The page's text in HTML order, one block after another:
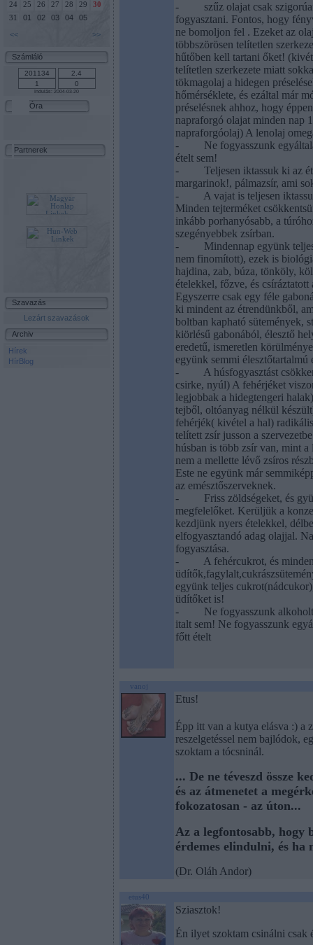
24
25 26 27 28 29
30
31
01 02 03 04
05
<<
>>
Számláló
Indulás: 2004-03-20
Óra
Partnerek
Szavazás
Lezárt szavazások
Archiv
Hírek
HírBlog
-
szűz olajat csak
fogyasztani. Fontos, hogy
ne bomoljon fel . Ezeket az
többszörösen telítetlen
hűtőben kell tartani őket!
telítetlen szerkezete miatt
tökmagolaj a hidegen
hőmérséklete, és ezáltal már
préselésnek ahhoz, hogy
napraforgó olajat minden nap
napraforgóolaj) A lenolaj
-
Ne fogyasszunk
ételt sem!
-
Teljesen iktassuk ki az
margarinok!, pálmazsír, ami
-
A vajat is teljesen
Minden tejterméket
inkább porhanyósabb, a
szegényebbek zsírban.
-
Mindennap együnk
nem finomított), ezek is
hajdina, zab, búza, tönköly,
ételekkel, főzve, és
Egyszerre csak egy féle
ki mindent az étrendünkből,
boltban kapható sütemények,
kiörlésű gabonából, élesztő
eredetű, ismeretlen
együnk semmi élesztőtartalmú
-
A húsfogyasztást
csirke, nyúl) A fehérjéket
legjobbak a hidegtengeri
tejből, oltóanyag nélkül
fehérjék( kivétel a hal)
telített zsír jusson a
húsban is több zsír van, mint a
nem a mellette lévő zsíros
Este ne együnk már
az emésztőszerveknek.
-
Friss zöldségeket, és
megfelelőket. Kerüljük a
kezdjünk nyers ételekkel,
elfogyasztandó adag olajjal.
fogyasztása.
-
A fehércukrot, és
üdítők,fagylalt,
együnk teljes
üdítőket is!
-
Ne fogyasszunk
italt sem! Ne fogyasszunk
főtt ételt
vanoj
Etus!
Épp itt van a kutya elásva :) a
reszelgetéssel nem bajlódok,
szoktam a tócsninál.
... De ne téveszd össze
és az átmenetet a
fokozatosan - az úton...
Az a legfontosabb, hogy
érdemes elindulni, és
(Dr. Oláh Andor)
etus40
Sziasztok!
Én ilyet szoktam csinálni csak